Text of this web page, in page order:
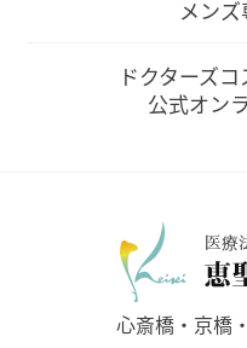
メン
ドクターズ
公式オン
医療
心斎橋・京橋